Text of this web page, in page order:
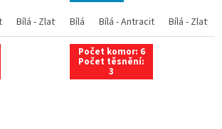
Bílá - Zlatý dub Bílá - Tmavý dub Bílá -
Bílá Bílá - Antracit Bílá - Zlatý
Počet komor: 6
Počet těsnění:
3